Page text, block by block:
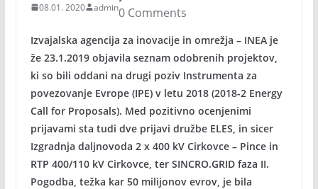
08.01. 2020 admin0 Comments
Izvajalska agencija za inovacije in omrežja – INEA je
že 23.1.2019 objavila seznam odobrenih projektov,
ki so bili oddani na drugi poziv Instrumenta za
povezovanje Evrope (IPE) v letu 2018 (2018-2 Energy
Call for Proposals). Med pozitivno ocenjenimi
prijavami sta tudi dve prijavi družbe ELES, in sicer
Izgradnja daljnovoda 2 x 400 kV Cirkovce – Pince in
RTP 400/110 kV Cirkovce, ter SINCRO.GRID faza II.
Pogodba, težka kar 50 milijonov evrov, je bila